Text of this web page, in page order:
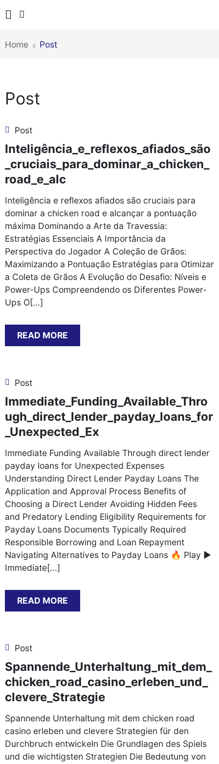
Home Post
Post
Post
Inteligência_e_reflexos_afiados_são
_cruciais_para_dominar_a_chicken_
road_e_alc
Inteligência e reflexos afiados são cruciais para
dominar a chicken road e alcançar a pontuação
máxima Dominando a Arte da Travessia:
Estratégias Essenciais A Importância da
Perspectiva do Jogador A Coleção de Grãos:
Maximizando a Pontuação Estratégias para Otimizar
a Coleta de Grãos A Evolução do Desafio: Níveis e
Power-Ups Compreendendo os Diferentes Power-
Ups O[...]
READ MORE
Post
Immediate_Funding_Available_Thro
ugh_direct_lender_payday_loans_for
_Unexpected_Ex
Immediate Funding Available Through direct lender
payday loans for Unexpected Expenses
Understanding Direct Lender Payday Loans The
Application and Approval Process Benefits of
Choosing a Direct Lender Avoiding Hidden Fees
and Predatory Lending Eligibility Requirements for
Payday Loans Documents Typically Required
Responsible Borrowing and Loan Repayment
Navigating Alternatives to Payday Loans 🔥 Play ▶️
Immediate[...]
READ MORE
Post
Spannende_Unterhaltung_mit_dem_
chicken_road_casino_erleben_und_
clevere_Strategie
Spannende Unterhaltung mit dem chicken road
casino erleben und clevere Strategien für den
Durchbruch entwickeln Die Grundlagen des Spiels
und die wichtigsten Strategien Die Bedeutung von